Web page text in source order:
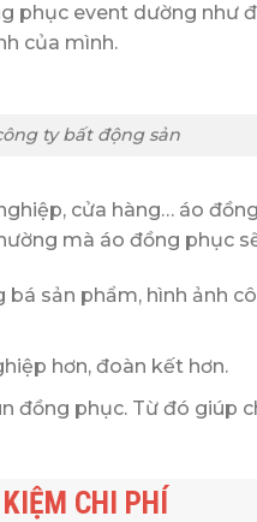
phục event dường như
của mình.
ty bất động sản
cửa hàng… áo
mà áo đồng phục
sản phẩm, hình ảnh
hơn, đoàn kết hơn.
đồng phục. Từ đó giúp
CHI PHÍ